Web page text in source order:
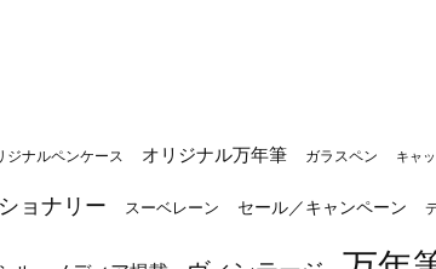
ジナルペンケース オリジナル万年筆 ガラスペン キャ
ョナリー スーベレーン セール／キャンペーン